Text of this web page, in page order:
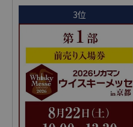
サケ 秋田県 男鹿市
3位